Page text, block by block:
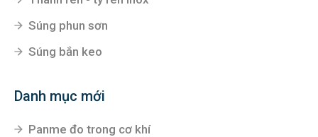
Súng phun sơn
Súng bắn keo
Danh mục mới
Panme đo trong cơ khí